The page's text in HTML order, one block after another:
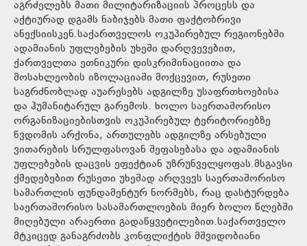
აგრძელებს მათი მილიტარიზაციის პროცესს და
აქტიურად დგამს ნაბიჯებს მათი ფაქტობრივი
ანექსიისკენ.საქართველოს ოკუპირებულ რეგიონებში
ადამიანის უფლებების უხეში დარღვევებით,
ქართველთა ეთნიკური დისკრიმინაციითა და
მოსახლეობის იზოლაციაში მოქცევით, რუსეთი
საგრძნობლად აუარესებს ადგილზე უსაფრთხოებისა
და ჰუმანიტარულ გარემოს. ხოლო საერთაშორისო
ორგანიზაციებისთვის ოკუპირებულ ტერიტორიებზე
წვდომის არქონა, ართულებს ადგილზე არსებული
ვითარების სრულფასოვან შეფასებასა და ადამიანის
უფლებების დაცვის ეფექტიან უზრუნველყოფას.მსგავსი
ქმედებებით რუსეთი უხეშად არღვევს საერთაშორისო
სამართლის ფუნდამენტურ ნორმებს, რაც დასტურდება
საერთაშორისო სასამართლოების მიერ ბოლო წლებში
მიღებული არაერთი გადაწყვეტილებით.საქართველო
მტკიცედ განაგრძობს კონფლიქტის მშვიდობიანი